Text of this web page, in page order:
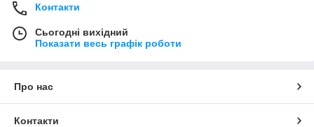
Контакти
Сьогодні вихідний
Показати весь графік роботи
Про нас
Контакти